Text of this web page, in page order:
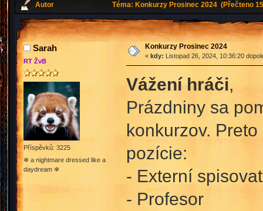
Autor Téma: Konkurzy Prosinec 2024 (Přečteno
Sarah
RT ŽvB
Příspěvků: 3225
❄ a nightmare dressed like a
daydream ❄
Konkurzy Prosinec 2024
« kdy: Listopad 26, 2024, 10:36:20
Vážení hráči,
Prázdniny sa
konkurzov.
pozície:
- Externí
- Profesor